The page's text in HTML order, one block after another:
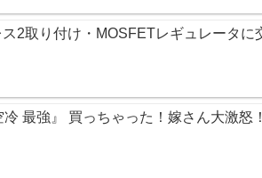
2取り付け・MOSFETレギュレータに交
冷 最強』 買っちゃった！嫁さん大激怒！